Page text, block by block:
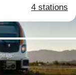
4 stations